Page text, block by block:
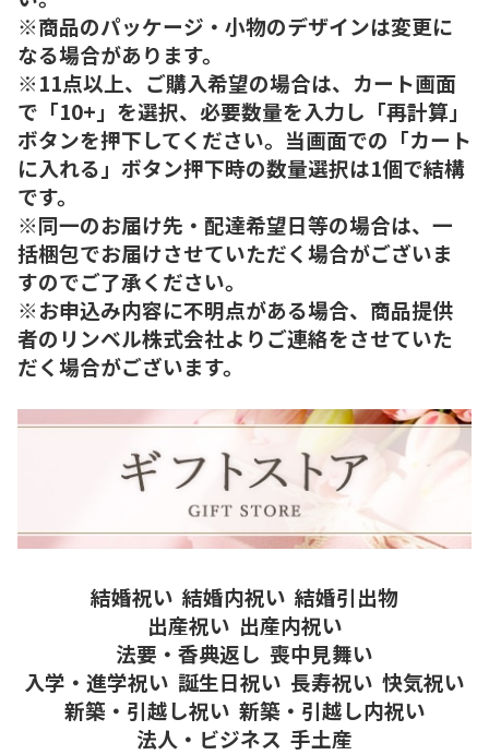
※商品のパッケージ・小物のデザインは変更に
なる場合があります。
※11点以上、ご購入希望の場合は、カート画面
で「10+」を選択、必要数量を入力し「再計算」
ボタンを押下してください。当画面での「カート
に入れる」ボタン押下時の数量選択は1個で結構
です。
※同一のお届け先・配達希望日等の場合は、一
括梱包でお届けさせていただく場合がございま
すのでご了承ください。
※お申込み内容に不明点がある場合、商品提供
者のリンベル株式会社よりご連絡をさせていた
だく場合がございます。
結婚祝い 結婚内祝い 結婚引出物
出産祝い 出産内祝い
法要・香典返し 喪中見舞い
入学・進学祝い 誕生日祝い 長寿祝い 快気祝い
新築・引越し祝い 新築・引越し内祝い
法人・ビジネス 手土産